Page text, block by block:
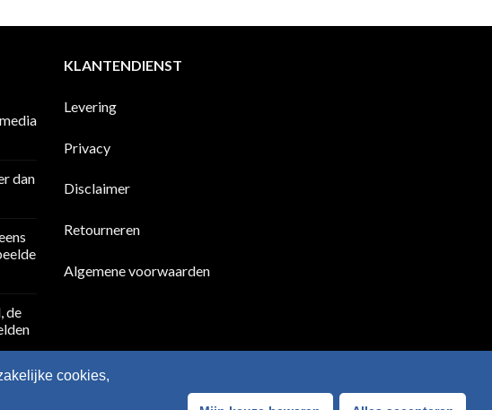
dan
de
KLANTENDIENST
Levering
Privacy
Disclaimer
Retourneren
Algemene voorwaarden
cookies,